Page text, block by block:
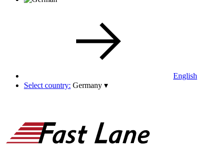
English
Select country: Germany ▾